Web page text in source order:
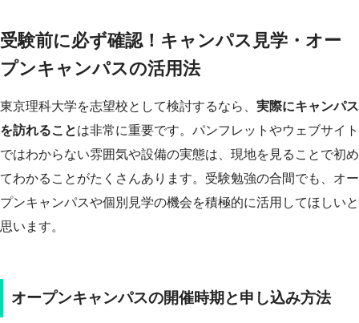
受験前に必ず確認！キャンパス見学・オー
プンキャンパスの活用法
東京理科大学を志望校として検討するなら、 実際にキャンパス
を訪れることは非常に重要です。パンフレットやウェブサイト
ではわからない雰囲気や設備の実態は、現地を見ることで初め
てわかることがたくさんあります。受験勉強の合間でも、オー
プンキャンパスや個別見学の機会を積極的に活用してほしいと
思います。
オープンキャンパスの開催時期と申し込み方法